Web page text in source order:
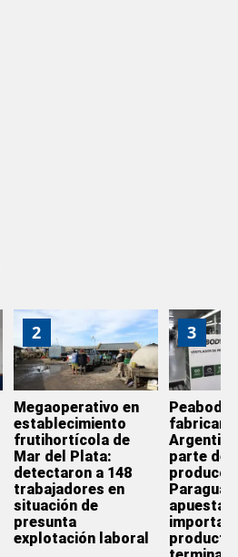
2
Megaoperativo en
establecimiento
frutihortícola de
Mar del Plata:
detectaron a 148
trabajadores en
situación de
presunta
explotación laboral
3
Peabody
fabricar
parte de
apuesta
importar